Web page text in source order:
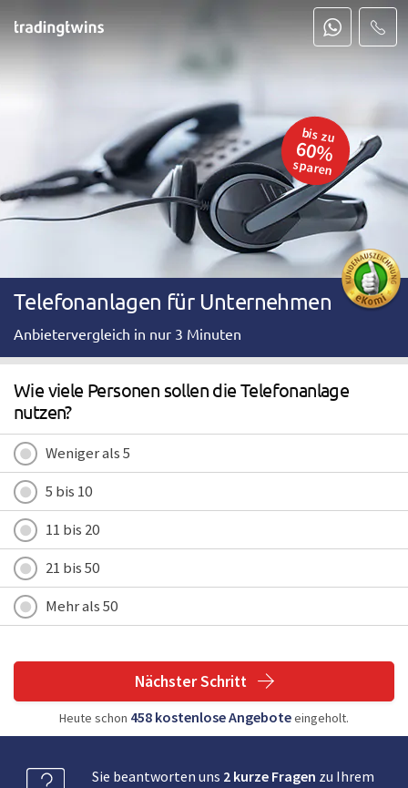
bis zu
60%
sparen
Telefonanlagen für Unternehmen
Anbietervergleich in nur 3 Minuten
Wie viele Personen sollen die Telefonanlage
nutzen?
Weniger als 5
5 bis 10
11 bis 20
21 bis 50
Mehr als 50
Nächster Schritt
Heute schon 458 kostenloseAngeboteeingeholt.
Sie beantworten uns 2 kurze Fragen zu Ihrem